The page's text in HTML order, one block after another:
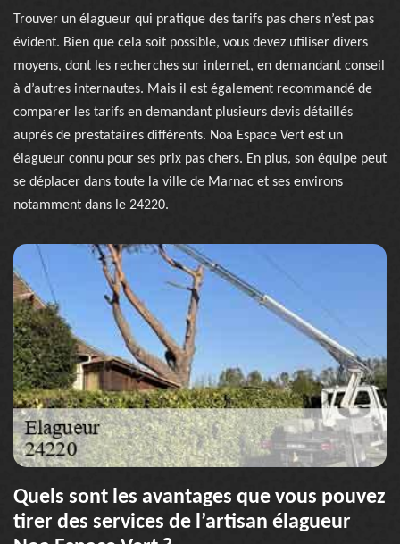
Trouver un élagueur qui pratique des tarifs pas chers n’est pas
évident. Bien que cela soit possible, vous devez utiliser divers
moyens, dont les recherches sur internet, en demandant conseil
à d’autres internautes. Mais il est également recommandé de
comparer les tarifs en demandant plusieurs devis détaillés
auprès de prestataires différents. Noa Espace Vert est un
élagueur connu pour ses prix pas chers. En plus, son équipe peut
se déplacer dans toute la ville de Marnac et ses environs
notamment dans le 24220.
Quels sont les avantages que vous pouvez
tirer des services de l’artisan élagueur